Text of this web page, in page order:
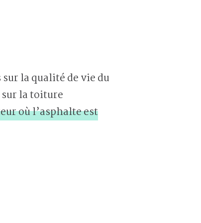
la qualité de vie du
la toiture
où l’asphalte est